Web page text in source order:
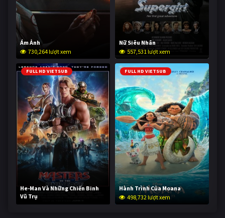
Ám Ảnh
730,264 lượt xem
Nữ Siêu Nhân
557,531 lượt xem
FULL HD VIETSUB
He-Man Và Những Chiến Binh
Vũ Trụ
248,202 lượt xem
FULL HD VIETSUB
Hành Trình Của Moana
498,732 lượt xem